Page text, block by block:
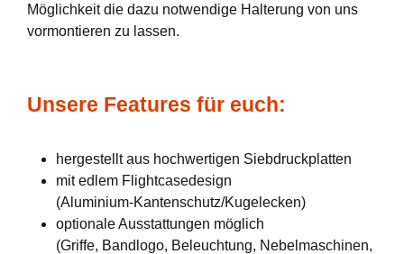
Möglichkeit die dazu notwendige Halterung von uns
vormontieren zu lassen.
Unsere Features für euch:
hergestellt aus hochwertigen Siebdruckplatten
mit edlem Flightcasedesign
(Aluminium-Kantenschutz/Kugelecken)
optionale Ausstattungen möglich
(Griffe, Bandlogo, Beleuchtung, Nebelmaschinen,